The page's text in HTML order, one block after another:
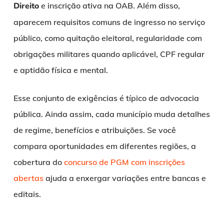
Direitoe inscrição ativa na OAB. Além disso,
aparecem requisitos comuns de ingresso no serviço
público, como quitação eleitoral, regularidade com
obrigações militares quando aplicável, CPF regular
e aptidão física e mental.
Esse conjunto de exigências é típico de advocacia
pública. Ainda assim, cada município muda detalhes
de regime, benefícios e atribuições. Se você
compara oportunidades em diferentes regiões, a
cobertura do concurso de PGM com inscrições
abertasajuda a enxergar variações entre bancas e
editais.